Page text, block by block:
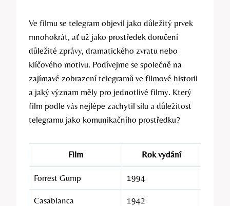
Ve filmu se telegram objevil jako důležitý prvek
mnohokrát, ať už jako prostředek doručení
důležité zprávy, dramatického zvratu nebo
klíčového motivu. Podívejme se společně na
zajímavé zobrazení telegramů ve filmové historii
a jaký význam měly pro jednotlivé filmy. Který
film podle vás nejlépe zachytil sílu a důležitost
telegramu jako komunikačního prostředku?
Film Rok vydání
Forrest Gump 1994
Casablanca 1942